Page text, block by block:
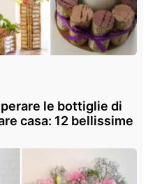
le bottiglie di
casa: 12 bellissime